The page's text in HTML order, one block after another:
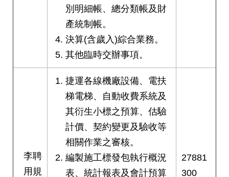
別明細帳、總分類帳及財
產統制帳。
決算(含歲入)綜合業務。
其他臨時交辦事項。
李聘
用規
捷運各線機廠設備、電扶
梯電梯、自動收費系統及
其衍生小標之預算、估驗
計價、契約變更及驗收等
相關作業之審核。
編製施工標發包執行概況
表、統計報表及會計預算
27881
300